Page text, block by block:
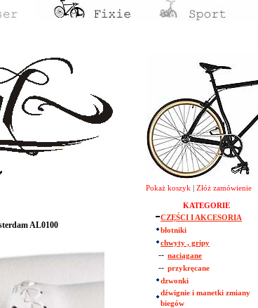
Pokaż koszyk Złóż zamówienie
AL0100
KATEGORIE
CZĘŚCI I AKCESORIA
błotniki
chwyty , gripy
-- naciągane
-- przykręcane
dzwonki
dźwignie i manetki zmiany
biegów